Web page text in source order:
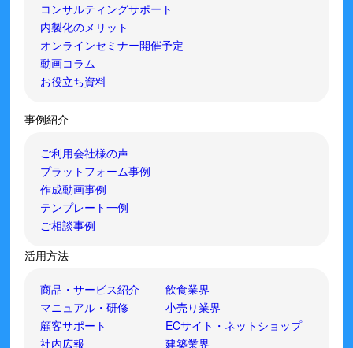
コンサルティングサポート
内製化のメリット
オンラインセミナー開催予定
動画コラム
お役立ち資料
事例紹介
ご利用会社様の声
プラットフォーム事例
作成動画事例
テンプレート一例
ご相談事例
活用方法
商品・サービス紹介
マニュアル・研修
顧客サポート
社内広報
飲食業界
小売り業界
ECサイト・ネットショップ
建築業界